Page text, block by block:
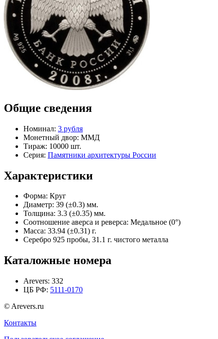
Общие сведения
Номинал: 3 рубля
Монетный двор: ММД
Тираж: 10000 шт.
Серия: Памятники архитектуры России
Характеристики
Форма: Круг
Диаметр: 39 (±0.3) мм.
Толщина: 3.3 (±0.35) мм.
Соотношение аверса и реверса: Медальное (0°)
Масса: 33.94 (±0.31) г.
Серебро 925 пробы, 31.1 г. чистого металла
Каталожные номера
Arevers: 332
ЦБ РФ: 5111-0170
© Arevers.ru
Контакты